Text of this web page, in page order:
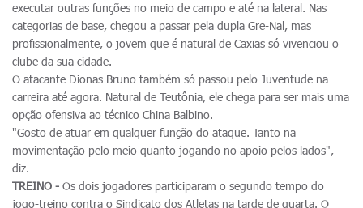
executar outras funções no meio de campo e até na lateral. Nas
categorias de base, chegou a passar pela dupla Gre-Nal, mas
profissionalmente, o jovem que é natural de Caxias só vivenciou o
clube da sua cidade.
O atacante Dionas Bruno também só passou pelo Juventude na
carreira até agora. Natural de Teutônia, ele chega para ser mais uma
opção ofensiva ao técnico China Balbino.
"Gosto de atuar em qualquer função do ataque. Tanto na
movimentação pelo meio quanto jogando no apoio pelos lados",
diz.
TREINO - Os dois jogadores participaram o segundo tempo do
jogo-treino contra o Sindicato dos Atletas na tarde de quarta. O